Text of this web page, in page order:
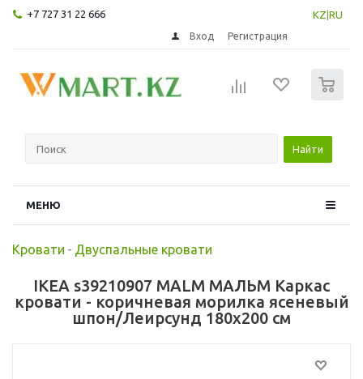
+7 727 31 22 666 KZ RU
Вход Регистрация
Найти
МЕНЮ
Кровати - Двуспальные кровати
IKEA s39210907 MALM МАЛЬМ Каркас
кровати - коричневая морилка ясеневый
шпон/Леирсунд 180x200 см